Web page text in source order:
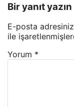
Bir yanıt yazın
E-posta
ile
Yorum *